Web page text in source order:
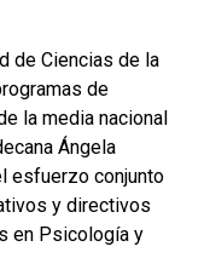
de Ciencias de la
de
la media nacional
Ángela
esfuerzo conjunto
y directivos
en Psicología y